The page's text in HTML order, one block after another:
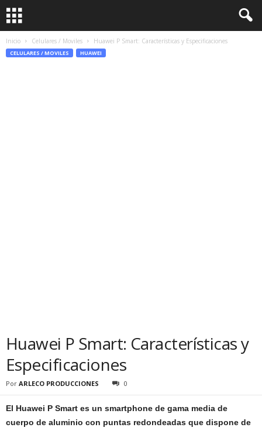
Inicio Celulares / Moviles Huawei P Smart: Características y Especificaciones
CELULARES / MOVILES HUAWEI
Huawei P Smart: Características y
Especificaciones
Por ARLECO PRODUCCIONES 0
El Huawei P Smart es un smartphone de gama media de
cuerpo de aluminio con puntas redondeadas que dispone de